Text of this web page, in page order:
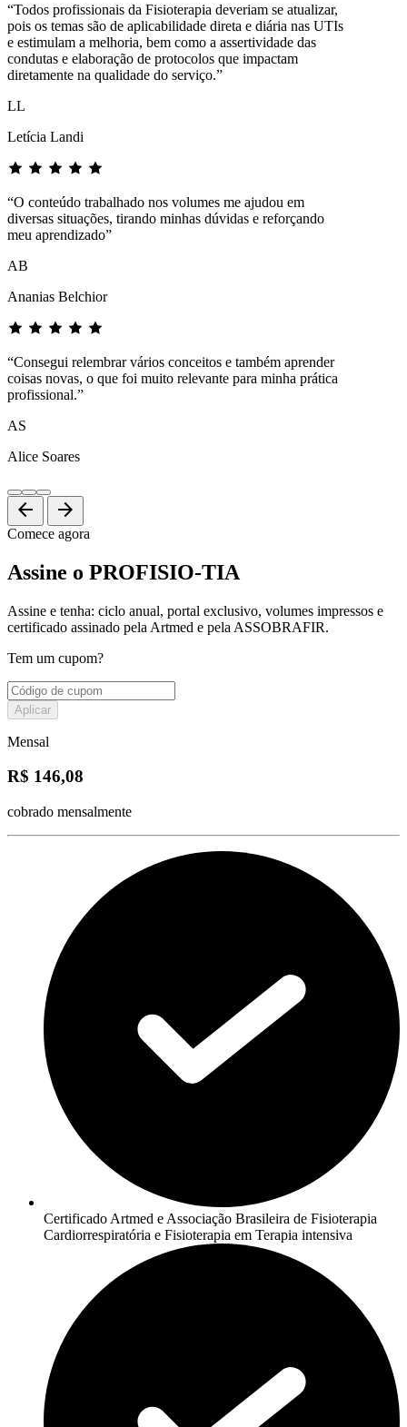
“Todos profissionais da Fisioterapia deveriam se atualizar,
pois os temas são de aplicabilidade direta e diária nas UTIs
e estimulam a melhoria, bem como a assertividade das
condutas e elaboração de protocolos que impactam
diretamente na qualidade do serviço.”
LL
Letícia Landi
“O conteúdo trabalhado nos volumes me ajudou em
diversas situações, tirando minhas dúvidas e reforçando
meu aprendizado”
AB
Ananias Belchior
“Consegui relembrar vários conceitos e também aprender
coisas novas, o que foi muito relevante para minha prática
profissional.”
AS
Alice Soares
arrow_back arrow_forward
Comece agora
Assine o PROFISIO-TIA
Assine e tenha: ciclo anual, portal exclusivo, volumes impressos e
certificado assinado pela Artmed e pela ASSOBRAFIR.
Tem um cupom?
Aplicar
Mensal
R$ 146,08
cobrado mensalmente
Certificado Artmed e Associação Brasileira de Fisioterapia
Cardiorrespiratória e Fisioterapia em Terapia intensiva